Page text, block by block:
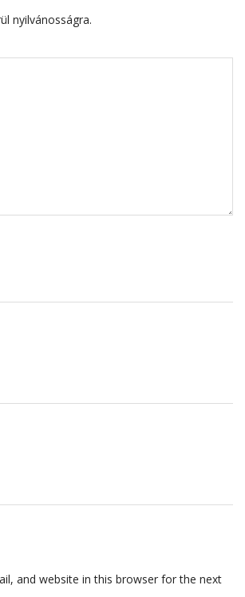
nyilvánosságra.
and website in this browser for the next